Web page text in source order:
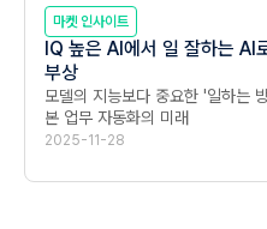
마켓 인사이트
IQ 높은 AI에서 일 잘하는 AI
부상
모델의 지능보다 중요한 '일하는
본 업무 자동화의 미래
2025-11-28